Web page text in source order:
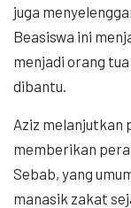
juga
Beasiswa ini
menjadi orang
dibantu.
Aziz melanjutkan
memberikan
Sebab, yang
manasik zakat